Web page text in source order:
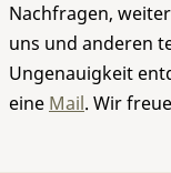
Nachfragen,
uns und anderen
Ungenauigkeit
eine Mail. Wir